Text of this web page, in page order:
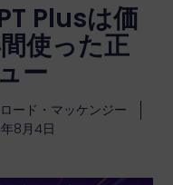
Plusは価
使った正
ー
ード・マッケンジー
8月4日